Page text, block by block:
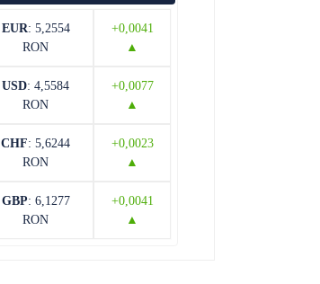
EUR: 5,2554
RON
+0,0041
▲
USD: 4,5584
RON
+0,0077
▲
CHF: 5,6244
RON
+0,0023
▲
GBP: 6,1277
RON
+0,0041
▲